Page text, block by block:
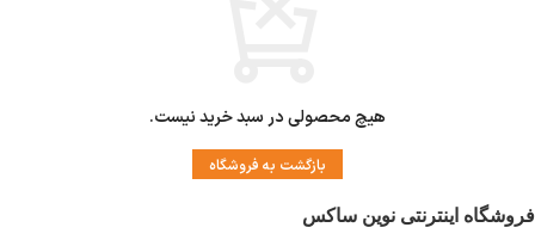
هیچ محصولی در سبد خرید نیست.
بازگشت به فروشگاه
فروشگاه اینترنتی نوین ساکس